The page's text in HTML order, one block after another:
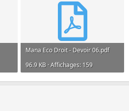
Mana Eco Droit - Devoir 06.pdf
96.9 KB · Affichages: 159